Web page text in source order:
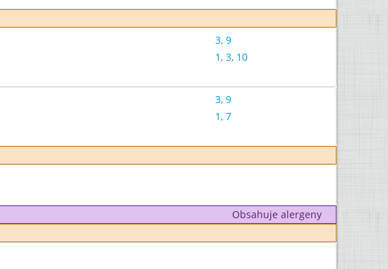
3, 9
1, 3, 10
3, 9
1, 7
Obsahuje alergeny